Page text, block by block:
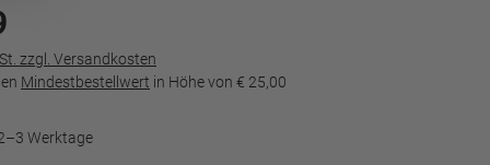
zzgl. Versandkosten
Mindestbestellwert in Höhe von € 25,00
Werktage